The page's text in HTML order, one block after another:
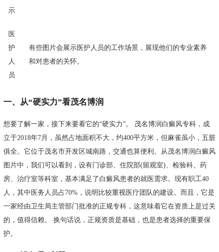
示
医
护
人
员
有些图片会展示医护人员的工作场景，展现他们的专业素养
和对患者的关怀。
一、从“硬实力”看茂名博润
想要了解一家，接下来要看它的“硬实力”。 茂名博润白癜风专科，成
立于2018年7月，虽然占地面积不大，约400平方米，但麻雀虽小，五脏
俱全。它位于茂名市开发区城南路，交通也算便利。从茂名博润白癜风
图片中，我们可以看到，设有门诊部、住院部(留观室)、检验科、药
房、治疗室等科室，基本满足了白癜风患者的就医需求。现有职工40
人，其中医务人员占70%，说明比较重视医疗团队的建设。而且，它是
一家经由卫生局主管部门批准的正规专科，这意味着它在资质上是过关
的，值得信赖。 换句话说，正规资质是基础，也是患者选择的重要保
护。